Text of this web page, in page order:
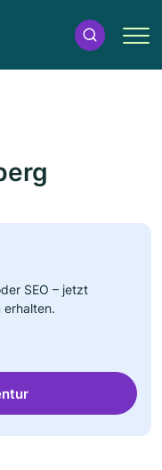
SEO – jetzt
erhalten.